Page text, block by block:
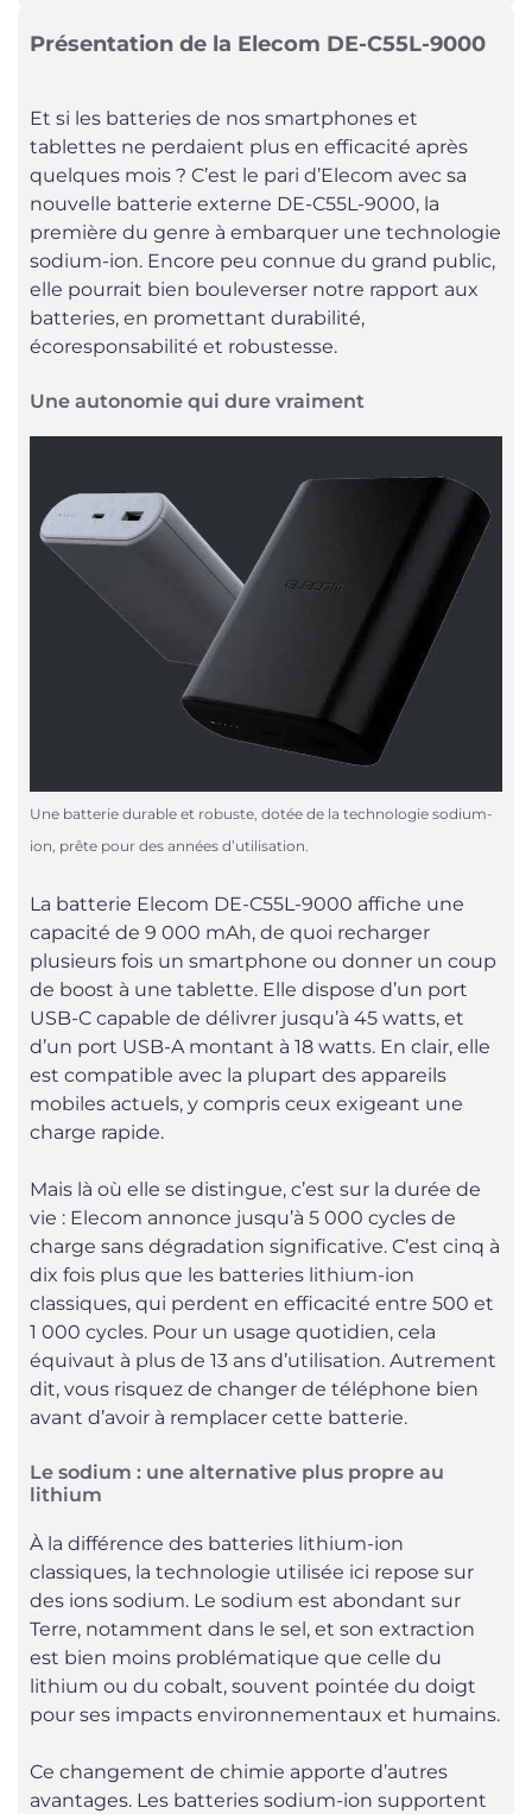
Présentation de la Elecom DE-C55L-9000
Et si les batteries de nos smartphones et
tablettes ne perdaient plus en efficacité après
quelques mois ? C’est le pari d’Elecom avec sa
nouvelle batterie externe DE-C55L-9000, la
première du genre à embarquer une technologie
sodium-ion. Encore peu connue du grand public,
elle pourrait bien bouleverser notre rapport aux
batteries, en promettant durabilité,
écoresponsabilité et robustesse.
Une autonomie qui dure vraiment
Une batterie durable et robuste, dotée de la technologie sodium-
ion, prête pour des années d’utilisation.
La batterie Elecom DE-C55L-9000 affiche une
capacité de 9 000 mAh, de quoi recharger
plusieurs fois un smartphone ou donner un coup
de boost à une tablette. Elle dispose d’un port
USB-C capable de délivrer jusqu’à 45 watts, et
d’un port USB-A montant à 18 watts. En clair, elle
est compatible avec la plupart des appareils
mobiles actuels, y compris ceux exigeant une
charge rapide.
Mais là où elle se distingue, c’est sur la durée de
vie : Elecom annonce jusqu’à 5 000 cycles de
charge sans dégradation significative. C’est cinq à
dix fois plus que les batteries lithium-ion
classiques, qui perdent en efficacité entre 500 et
1 000 cycles. Pour un usage quotidien, cela
équivaut à plus de 13 ans d’utilisation. Autrement
dit, vous risquez de changer de téléphone bien
avant d’avoir à remplacer cette batterie.
Le sodium : une alternative plus propre au
lithium
À la différence des batteries lithium-ion
classiques, la technologie utilisée ici repose sur
des ions sodium. Le sodium est abondant sur
Terre, notamment dans le sel, et son extraction
est bien moins problématique que celle du
lithium ou du cobalt, souvent pointée du doigt
pour ses impacts environnementaux et humains.
Ce changement de chimie apporte d’autres
avantages. Les batteries sodium-ion supportent